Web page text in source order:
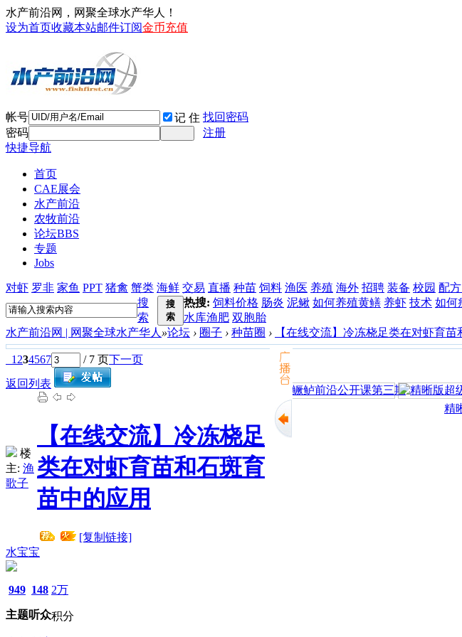
水产前沿网，网聚全球水产华人！
设为首页收藏本站邮件订阅金币充值
帐号 记 住 找回密码
密码
注册
快捷导航
首页
CAE展会
水产前沿
农牧前沿
论坛BBS
专题
Jobs
对虾 罗非 家鱼 PPT 猪禽 蟹类 海鲜 交易 直播 种苗 饲料 渔医 养殖 海外 招聘 装备 校园 配
搜
索
搜
索
热搜: 饲料价格 肠炎 泥鳅 如何养殖黄鳝 养虾 技术 如何
水库渔肥 双胞胎
水产前沿网 | 网聚全球水产华人 »论坛 › 圈子 › 种苗圈 › 【在线交流】冷冻桡足类在对虾育
加州鲈鱼苗培育阶段主 精晰
1 234567 / 7 页下一页
返回列表
楼
主: 渔
歌子
【在线交流】冷冻桡足
类在对虾育苗和石斑育
苗中的应用
[复制链接]
水宝宝
949
主题
148
听众
2万
积分